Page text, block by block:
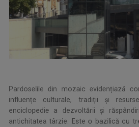
Pardoselile din mozaic evidențiază
influențe culturale, tradiții și
enciclopedie a dezvoltării și
antichitatea târzie. Este o bazilică cu